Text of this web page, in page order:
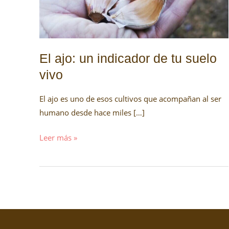
El ajo: un indicador de tu suelo
vivo
El ajo es uno de esos cultivos que acompañan al ser
humano desde hace miles […]
suelo
vivo
Leer más »